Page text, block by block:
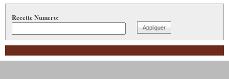
Recette Numero: